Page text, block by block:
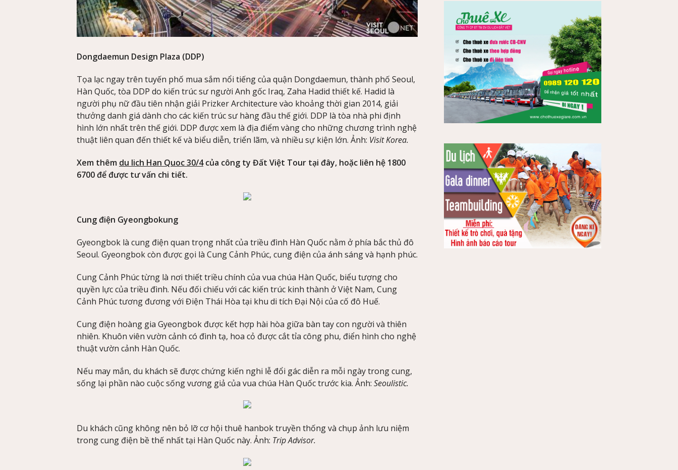
Dongdaemun Design Plaza (DDP)
Tọa lạc ngay trên tuyến phố mua sắm nổi tiếng của quận Dongdaemun, thành phố Seoul,
Hàn Quốc, tòa DDP do kiến trúc sư người Anh gốc Iraq, Zaha Hadid thiết kế. Hadid là
người phụ nữ đầu tiên nhận giải Prizker Architecture vào khoảng thời gian 2014, giải
thưởng danh giá dành cho các kiến trúc sư hàng đầu thế giới. DDP là tòa nhà phi định
hình lớn nhất trên thế giới. DDP được xem là địa điểm vàng cho những chương trình nghệ
thuật liên quan đến thiết kế và biểu diễn, triển lãm, và nhiều sự kiện lớn. Ảnh: Visit Korea.
Xem thêm du lich Han Quoc 30/4của công ty Đất Việt Tour tại đây, hoặc liên hệ 1800
6700 để được tư vấn chi tiết.
Cung điện Gyeongbokung
Gyeongbok là cung điện quan trọng nhất của triều đình Hàn Quốc nằm ở phía bắc thủ đô
Seoul. Gyeongbok còn được gọi là Cung Cảnh Phúc, cung điện của ánh sáng và hạnh phúc.
Cung Cảnh Phúc từng là nơi thiết triều chính của vua chúa Hàn Quốc, biểu tượng cho
quyền lực của triều đình. Nếu đối chiếu với các kiến trúc kinh thành ở Việt Nam, Cung
Cảnh Phúc tương đương với Điện Thái Hòa tại khu di tích Đại Nội của cố đô Huế.
Cung điện hoàng gia Gyeongbok được kết hợp hài hòa giữa bàn tay con người và thiên
nhiên. Khuôn viên vườn cảnh có đình tạ, hoa cỏ được cắt tỉa công phu, điển hình cho nghệ
thuật vườn cảnh Hàn Quốc.
Nếu may mắn, du khách sẽ được chứng kiến nghi lễ đổi gác diễn ra mỗi ngày trong cung,
sống lại phần nào cuộc sống vương giả của vua chúa Hàn Quốc trước kia. Ảnh: Seoulistic.
Du khách cũng không nên bỏ lỡ cơ hội thuê hanbok truyền thống và chụp ảnh lưu niệm
trong cung điện bề thế nhất tại Hàn Quốc này. Ảnh: Trip Advisor.